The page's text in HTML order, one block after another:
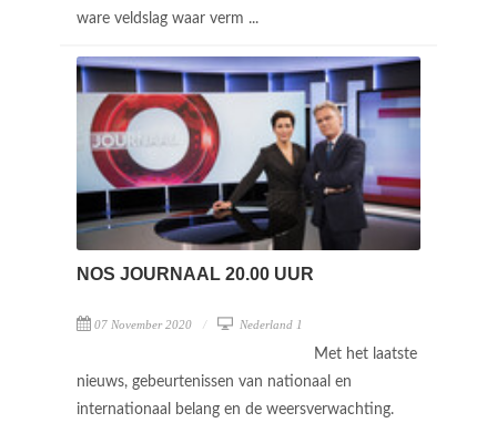
ware veldslag waar verm ...
NOS JOURNAAL 20.00 UUR
07 November 2020 Nederland 1
Met het laatste
nieuws, gebeurtenissen van nationaal en
internationaal belang en de weersverwachting.